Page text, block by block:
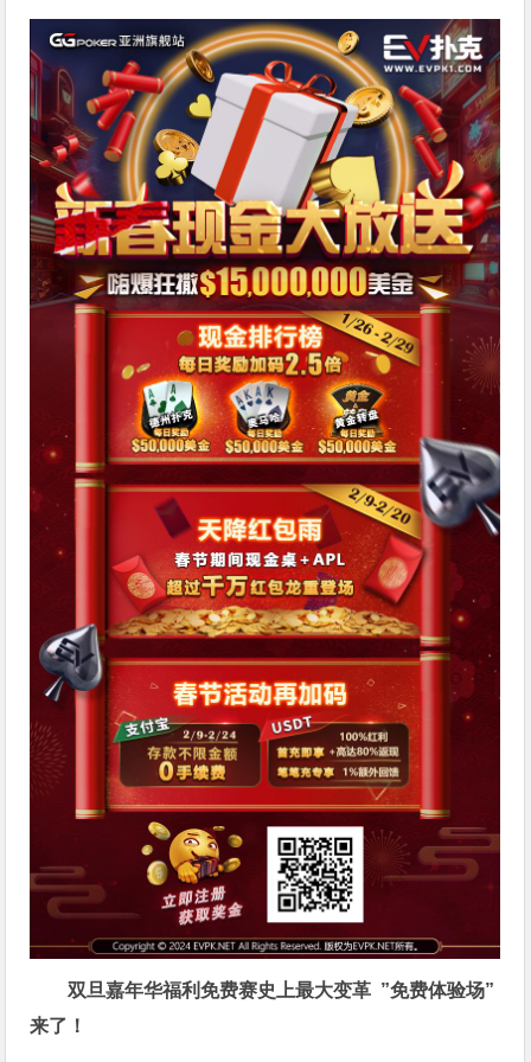
双旦嘉年华福利免费赛史上最大变革 ”免费体验场”
来了！